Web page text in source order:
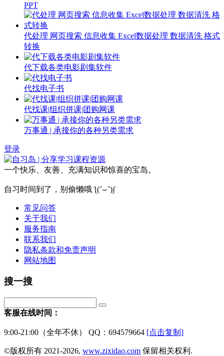
PPT
代处理 网页搜索 信息收集 Excel数据处理 数据清洗 格式
转换
代下载各类电影剧集软件
代找电子书
代找课|组织拼课|团购网课
万事通 | 承接你的各种另类需求
登录
一个快乐、友善、充满知识和惊喜的宝岛。
自习时间到了，别偷懒哦 ƪ(˘⌣˘)ʃ
常见问答
关于我们
服务指南
联系我们
隐私条款和免责声明
网站地图
搜一搜
客服在线时间：
9:00-21:00（全年不休） QQ：694579664 [点击复制]
©版权所有 2021-2026, www.zixidao.com 保留相关权利.